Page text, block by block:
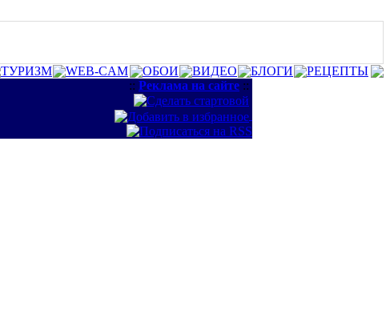
ТУРИЗМ WEB-CAM ОБОИ ВИДЕО БЛОГИ
РЕЦЕПТЫ
:: Реклама на сайте ::